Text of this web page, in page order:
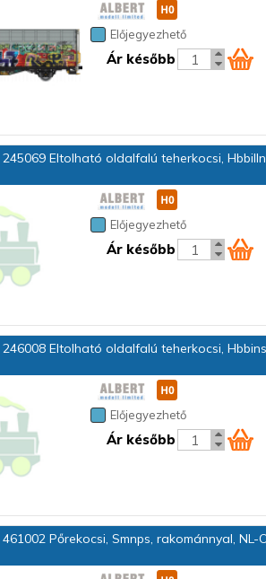
Előjegyezhető
Ár később
245069 Eltolható oldalfalú teherkocsi,
Előjegyezhető
Ár később
246008 Eltolható oldalfalú teherkocsi,
Előjegyezhető
Ár később
461002 Pőrekocsi, Smnps, rakománnyal, NL-